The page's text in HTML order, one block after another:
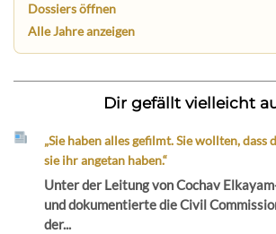
Dossiers öffnen
Alle Jahre anzeigen
Dir gefällt vielleicht
„Sie haben alles gefilmt. Sie wollten, dass
sie ihr angetan haben.“
Unter der Leitung von Cochav
und dokumentierte die Civil
der...